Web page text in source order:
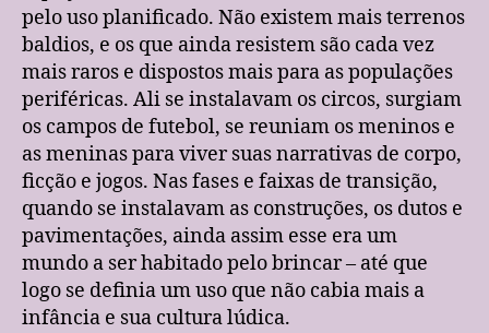
pelo uso planificado. Não existem mais terrenos
baldios, e os que ainda resistem são cada vez
mais raros e dispostos mais para as populações
periféricas. Ali se instalavam os circos, surgiam
os campos de futebol, se reuniam os meninos e
as meninas para viver suas narrativas de corpo,
ficção e jogos. Nas fases e faixas de transição,
quando se instalavam as construções, os dutos e
pavimentações, ainda assim esse era um
mundo a ser habitado pelo brincar – até que
logo se definia um uso que não cabia mais a
infância e sua cultura lúdica.